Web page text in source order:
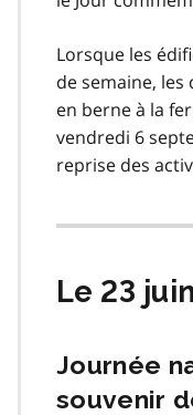
Lorsque les
de semaine,
en berne à la
vendredi 6
reprise des
Le 23
Journée
souvenir